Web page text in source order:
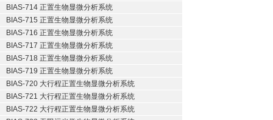
BIAS-714 正置生物显微分析系统
BIAS-715 正置生物显微分析系统
BIAS-716 正置生物显微分析系统
BIAS-717 正置生物显微分析系统
BIAS-718 正置生物显微分析系统
BIAS-719 正置生物显微分析系统
BIAS-720 大行程正置生物显微分析系统
BIAS-721 大行程正置生物显微分析系统
BIAS-722 大行程正置生物显微分析系统